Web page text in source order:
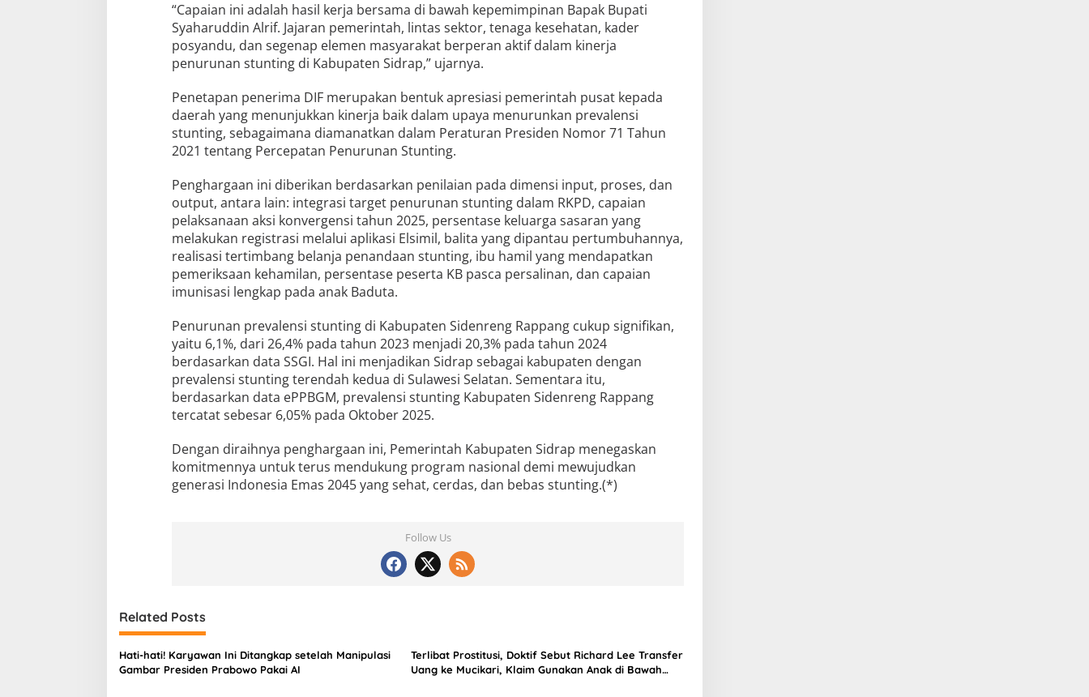
“Capaian ini adalah hasil kerja bersama di bawah kepemimpinan Bapak Bupati
Syaharuddin Alrif. Jajaran pemerintah, lintas sektor, tenaga kesehatan, kader
posyandu, dan segenap elemen masyarakat berperan aktif dalam kinerja
penurunan stunting di Kabupaten Sidrap,” ujarnya.
Penetapan penerima DIF merupakan bentuk apresiasi pemerintah pusat kepada
daerah yang menunjukkan kinerja baik dalam upaya menurunkan prevalensi
stunting, sebagaimana diamanatkan dalam Peraturan Presiden Nomor 71 Tahun
2021 tentang Percepatan Penurunan Stunting.
Penghargaan ini diberikan berdasarkan penilaian pada dimensi input, proses, dan
output, antara lain: integrasi target penurunan stunting dalam RKPD, capaian
pelaksanaan aksi konvergensi tahun 2025, persentase keluarga sasaran yang
melakukan registrasi melalui aplikasi Elsimil, balita yang dipantau pertumbuhannya,
realisasi tertimbang belanja penandaan stunting, ibu hamil yang mendapatkan
pemeriksaan kehamilan, persentase peserta KB pasca persalinan, dan capaian
imunisasi lengkap pada anak Baduta.
Penurunan prevalensi stunting di Kabupaten Sidenreng Rappang cukup signifikan,
yaitu 6,1%, dari 26,4% pada tahun 2023 menjadi 20,3% pada tahun 2024
berdasarkan data SSGI. Hal ini menjadikan Sidrap sebagai kabupaten dengan
prevalensi stunting terendah kedua di Sulawesi Selatan. Sementara itu,
berdasarkan data ePPBGM, prevalensi stunting Kabupaten Sidenreng Rappang
tercatat sebesar 6,05% pada Oktober 2025.
Dengan diraihnya penghargaan ini, Pemerintah Kabupaten Sidrap menegaskan
komitmennya untuk terus mendukung program nasional demi mewujudkan
generasi Indonesia Emas 2045 yang sehat, cerdas, dan bebas stunting.(*)
Follow Us
Related Posts
Hati-hati! Karyawan Ini Ditangkap setelah Manipulasi
Gambar Presiden Prabowo Pakai AI
Terlibat Prostitusi, Doktif Sebut Richard Lee Transfer
Uang ke Mucikari, Klaim Gunakan Anak di Bawah